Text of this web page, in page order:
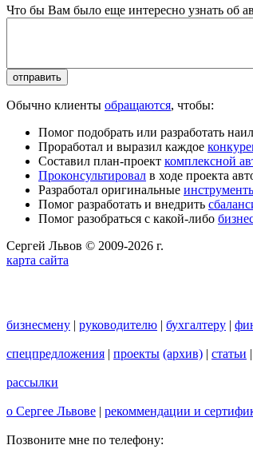
Что бы Вам было еще интересно узнать об
Обычно клиенты обращаются, чтобы:
Помог подобрать или разработать
Проработал и выразил каждое
Составил план-проект комплексной
Проконсультировал в ходе проекта
Разработал оригинальные
Помог разработать и внедрить
Помог разобраться с какой-либо
Сергей Львов © 2009-2026 г.
карта сайта
бизнесмену | руководителю | бухгалтеру |
спецпредложения | проекты (архив) | статьи |
рассылки
о Сергее Львове | рекоммендации и
Позвоните мне по телефону: